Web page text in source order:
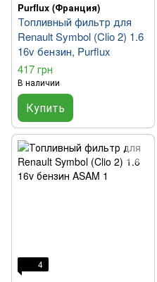
Purflux (Франция)
Топливный фильтр для
Renault Symbol (Clio 2) 1.6
16v бензин, Purflux
417 грн
В наличии
Купить
4